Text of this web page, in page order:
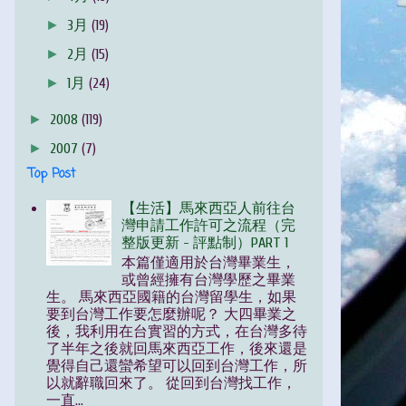
► 3月(19)
► 2月(15)
►1月(24)
► 2008 (119)
► 2007 (7)
Top Post
【生活】馬來西亞人前往台
灣申請工作許可之流程（完
整版更新 - 評點制）PART 1
本篇僅適用於台灣畢業生，
或曾經擁有台灣學歷之畢業
生。 馬來西亞國籍的台灣留學生，如果
要到台灣工作要怎麼辦呢？ 大四畢業之
後，我利用在台實習的方式，在台灣多待
了半年之後就回馬來西亞工作，後來還是
覺得自己還蠻希望可以回到台灣工作，所
以就辭職回來了。 從回到台灣找工作，
一直...